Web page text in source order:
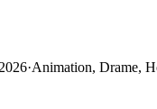
·Animation, Drame,